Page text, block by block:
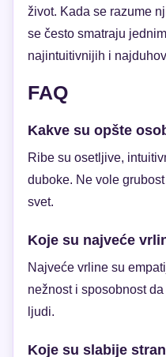
život. Kada se razume
se često smatraju
najintuitivnijih i
FAQ
Kakve su opšte
Ribe su osetljive,
duboke. Ne vole
svet.
Koje su najveće
Najveće vrline su
nežnost i sposobnost
ljudi.
Koje su slabije